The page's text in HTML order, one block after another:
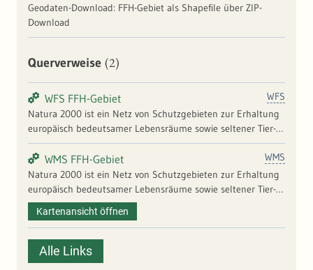
Geodaten-Download: FFH-Gebiet als Shapefile über ZIP-
Download
Querverweise (2)
WFS
WFS FFH-Gebiet
Natura 2000 ist ein Netz von Schutzgebieten zur Erhaltung
europäisch bedeutsamer Lebensräume sowie seltener Tier-
und Pflanzenarten. Die rechtliche Grundlage dieses
grenzüberschreitenden Naturschutznetzwerks bilden die
Vogelschutz- und die Fauna-Flora-Habitat (FFH)-Richtlinie der
Europäischen Union. Nach den Vorgaben der FFH-Richtlinie
benennt jeder Mitgliedstaat Gebiete, die für die Erhaltung
seltener Tier- und Pflanzenarten sowie typischer oder
einzigartiger Lebensräume von europäischer Bedeutung
wichtig sind. Bitte beachten Sie folgende Hinweise zu
Vollständigkeit und Qualität der bereitgestellten Daten:
WMS
WMS FFH-Gebiet
Natura 2000 ist ein Netz von Schutzgebieten zur Erhaltung
europäisch bedeutsamer Lebensräume sowie seltener Tier-
und Pflanzenarten. Die rechtliche Grundlage dieses
grenzüberschreitenden Naturschutznetzwerks bilden die
Europäischen Union. Nach den Vorgaben der FFH-Richtlinie
benennt jeder Mitgliedstaat Gebiete, die für die Erhaltung
Kartenansicht öffnen
Alle Links